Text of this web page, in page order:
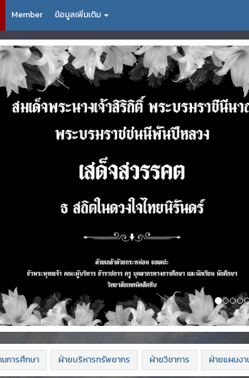
Member ข้อมูลเพิ่มเติม
การศึกษา ฝ่ายบริหารทรัพยากร ฝ่ายวิชาการ ฝ่ายแผนง